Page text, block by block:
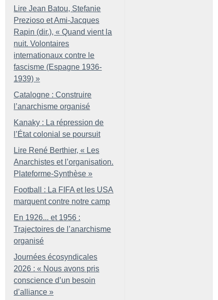
Lire Jean Batou, Stefanie
Prezioso et Ami-Jacques
Rapin (dir.), « Quand vient la
nuit. Volontaires
internationaux contre le
fascisme (Espagne 1936-
1939) »
Catalogne : Construire
l’anarchisme organisé
Kanaky : La répression de
l’État colonial se poursuit
Lire René Berthier, « Les
Anarchistes et l’organisation.
Plateforme-Synthèse »
Football : La FIFA et les USA
marquent contre notre camp
En 1926... et 1956 :
Trajectoires de l’anarchisme
organisé
Journées écosyndicales
2026 : « Nous avons pris
conscience d’un besoin
d’alliance »